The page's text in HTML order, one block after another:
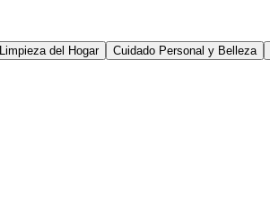
Limpieza del Hogar Cuidado Personal y Belleza